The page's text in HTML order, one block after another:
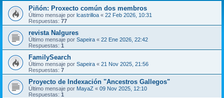
Piñón: Proxecto común dos membros
Último mensaje por lcastrilloa « 22 Feb 2026, 10:31
Respuestas: 77
revista Nalgures
Último mensaje por Sapeira « 22 Ene 2026, 22:42
Respuestas: 1
FamilySearch
Último mensaje por Sapeira « 21 Nov 2025, 21:56
Respuestas: 7
Proyecto de Indexación "Ancestros Gallegos"
Último mensaje por MayaZ « 09 Nov 2025, 12:10
Respuestas: 1